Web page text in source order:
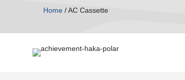
Home /AC Cassette